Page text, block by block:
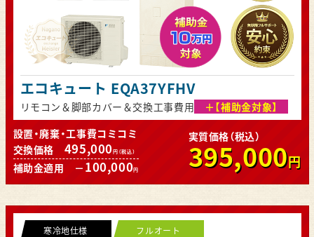
エコキュート EQA37YFHV
リモコン＆脚部カバー＆交換工事費用 ＋【補助金対象】
設置・廃棄・工事費コミコミ
交換価格 495,000円（税込）
補助金適用 － 100,000円
実質価格（税込）
395,000円
寒冷地仕様
フルオート